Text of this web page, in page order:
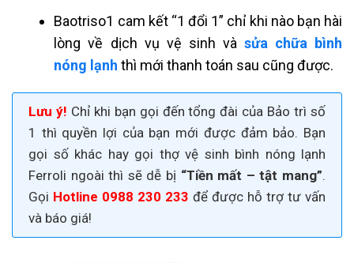
Baotriso1 cam kết “1 đổi 1” chỉ khi nào bạn hài
lòng về dịch vụ vệ sinh và sửa chữa bình
nóng lạnh thì mới thanh toán sau cũng được.
Lưu ý! Chỉ khi bạn gọi đến tổng đài của Bảo trì số
1 thì quyền lợi của bạn mới được đảm bảo. Bạn
gọi số khác hay gọi thợ vệ sinh bình nóng lạnh
Ferroli ngoài thì sẽ dễ bị “Tiền mất – tật mang”.
Gọi Hotline 0988 230 233 để được hỗ trợ tư vấn
và báo giá!